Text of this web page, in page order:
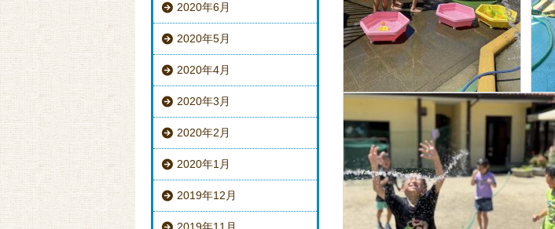
2020年6月
2020年5月
2020年4月
2020年3月
2020年2月
2020年1月
2019年12月